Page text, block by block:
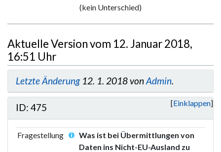
n
e
B
e
a
b
i
(kein Unterschied)
Aktuelle Version vom 12. Januar 2018,
16:51 Uhr
Letzte Änderung12. 1. 2018 vonAdmin.
Einklappen
ID: 475
Fragestellung
Was ist bei Übermittlungen von
Daten ins Nicht-EU-Ausland zu